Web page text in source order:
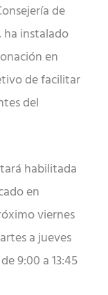
de
ha instalado
en
de facilitar
del
habilitada
en
viernes
a jueves
9:00 a 13:45